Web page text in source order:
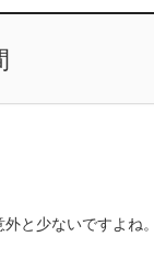
と少ないですよね。